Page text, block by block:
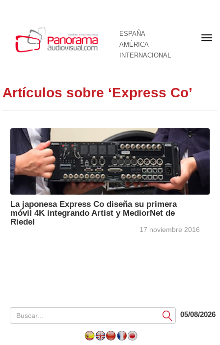
ESPAÑA
AMÉRICA
INTERNACIONAL
Artículos sobre ‘Express Co’
La japonesa Express Co diseña su primera
móvil 4K integrando Artist y MediorNet de
Riedel
17 noviembre 2016
Submit05/08/2026